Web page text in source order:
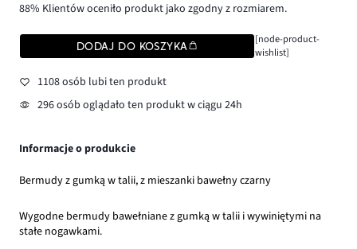
88% Klientów oceniło produkt jako zgodny z rozmiarem.
DODAJ DO KOSZYKA
[node-product-
wishlist]
1108 osób lubi ten produkt
296 osób oglądało ten produkt w ciągu 24h
Informacje o produkcie
Bermudy z gumką w talii, z mieszanki bawełny czarny
Wygodne bermudy bawełniane z gumką w talii i wywiniętymi na
stałe nogawkami.